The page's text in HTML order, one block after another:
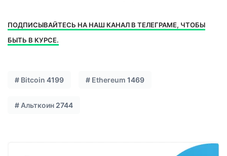
ПОДПИСЫВАЙТЕСЬ НА НАШ КАНАЛ В ТЕЛЕГРАМЕ, ЧТОБЫ
БЫТЬ В КУРСЕ.
# Bitcoin 4199 # Ethereum 1469
# Альткоин 2744